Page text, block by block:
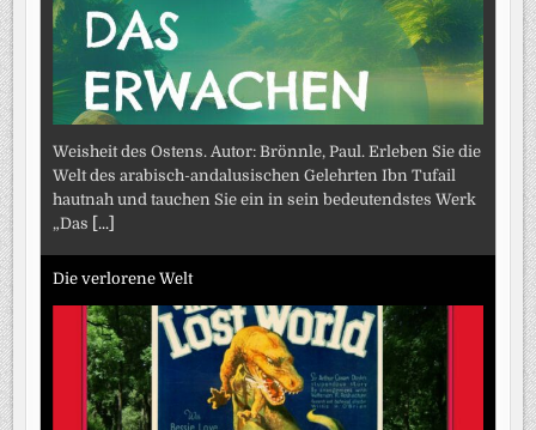
Weisheit des Ostens. Autor: Brönnle, Paul. Erleben Sie die
Welt des arabisch-andalusischen Gelehrten Ibn Tufail
hautnah und tauchen Sie ein in sein bedeutendstes Werk
„Das [...]
Die verlorene Welt